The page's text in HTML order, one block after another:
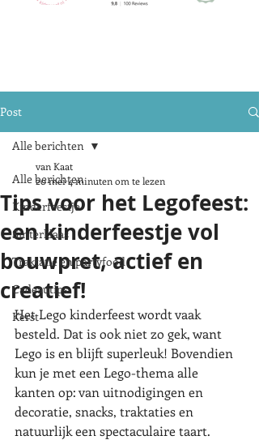
Post
Alle berichten
Kinderfeestje
Sinterklaas
Traktatie en partyfood
Cadeautips
Kerst
Alle berichten
Tips voor het Legofeest:
een kinderfeestje vol
bouwpret, actief en
creatief!
van Kaat
20 mei4 minuten om te lezen
Het Lego kinderfeest wordt vaak
besteld. Dat is ook niet zo gek, want
Lego is en blijft superleuk! Bovendien
kun je met een Lego-thema alle
kanten op: van uitnodigingen en
decoratie, snacks, traktaties en
natuurlijk een spectaculaire taart.